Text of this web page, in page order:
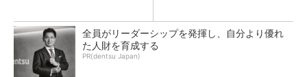
全員がリーダーシップを発揮し、自分より優れ
た人財を育成する
PR(dentsu Japan)